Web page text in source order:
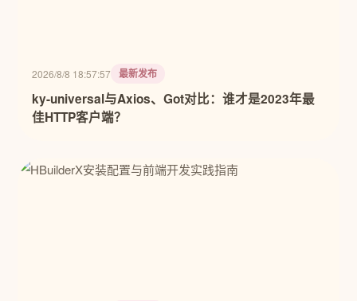
2026/8/8 18:57:57 最新发布
ky-universal与Axios、Got对比：谁才是2023年最
佳HTTP客户端？